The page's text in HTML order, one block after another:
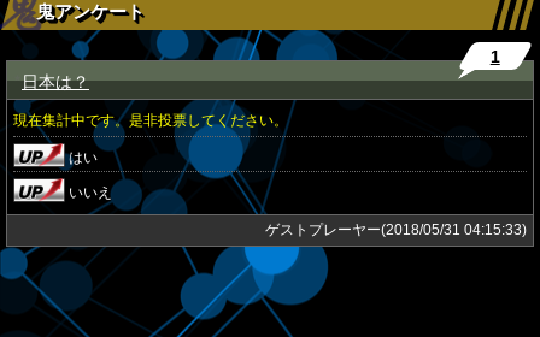
鬼アンケート
日本は？
1
現在集計中です。是非投票してください。
はい
いいえ
ゲストプレーヤー(2018/05/31 04:15:33)